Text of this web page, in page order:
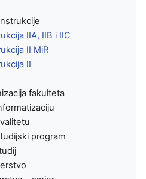
IIA, IIB i IIC
II MiR
II
fakulteta
program